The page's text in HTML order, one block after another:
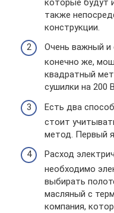
также
конструкции.
Очень важный и
конечно же,
квадратный
сушилки на 200
Есть два
стоит
метод. Первый
Расход
необходимо
выбирать
масляный с
компания,